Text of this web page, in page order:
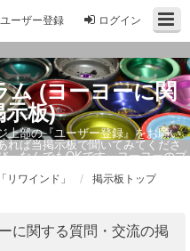
ログイン
ユーザー登録
ム (ヨーヨーに関
示板)
上部の『ユーザー登録』をお願い
れば当掲示板で聞いてみてくださ
、なんでもOKです。ヨーヨーのプ
ワインド」 掲示板トップ
に関する質問・交流の掲